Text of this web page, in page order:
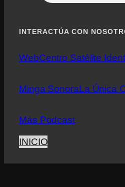
INTERACTÚA CON
WebCentro Satélite
Minga SonoraLa Única
Más Podcast
INICIO